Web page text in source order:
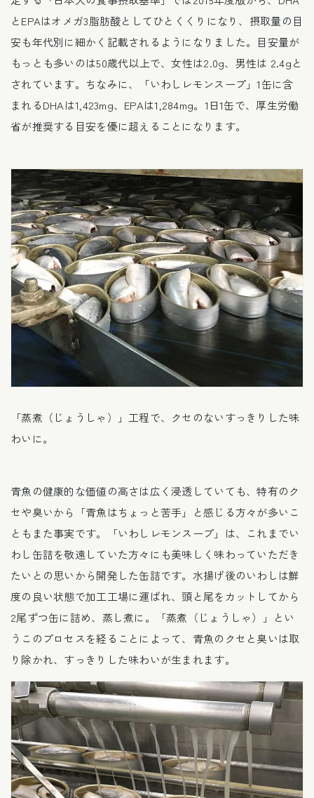
とEPAはオメガ3脂肪酸としてひとくくりになり、摂取量の目
安も年代別に細かく記載されるようになりました。目安量が
もっとも多いのは50歳代以上で、女性は2.0g、男性は 2.4gと
されています。ちなみに、「いわしレモンスープ」1缶に含
まれるDHAは1,423mg、EPAは1,284mg。1日1缶で、厚生労働
省が推奨する目安を優に超えることになります。
「蒸煮（じょうしゃ）」工程で、クセのないすっきりした味
わいに。
青魚の健康的な価値の高さは広く浸透していても、特有のク
セや臭いから「青魚はちょっと苦手」と感じる方々が多いこ
ともまた事実です。「いわしレモンスープ」は、これまでい
わし缶詰を敬遠していた方々にも美味しく味わっていただき
たいとの思いから開発した缶詰です。水揚げ後のいわしは鮮
度の良い状態で加工工場に運ばれ、頭と尾をカットしてから
2尾ずつ缶に詰め、蒸し煮に。「蒸煮（じょうしゃ）」とい
うこのプロセスを経ることによって、青魚のクセと臭いは取
り除かれ、すっきりした味わいが生まれます。